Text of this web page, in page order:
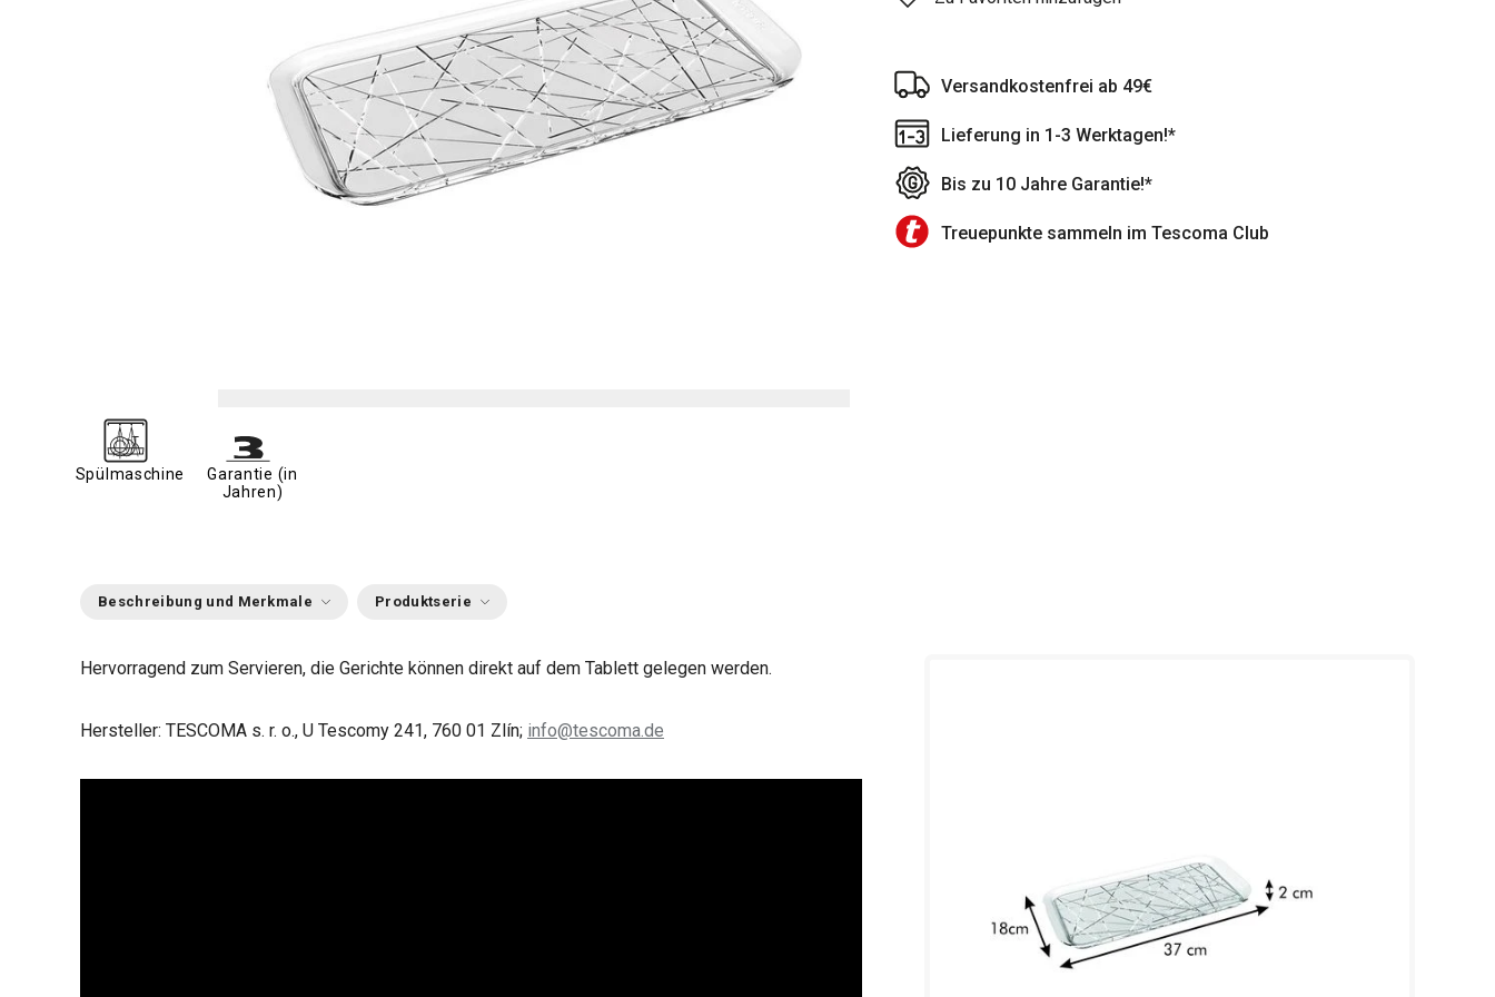
Versandkostenfrei ab 49€
Lieferung in 1-3 Werktagen!*
Bis zu 10 Jahre Garantie!*
Treuepunkte sammeln im Tescoma Club
Spülmaschine
Garantie (in
Jahren)
Beschreibung und Merkmale Produktserie
Hervorragend zum Servieren, die Gerichte können direkt auf dem Tablett gelegen werden.
Hersteller: TESCOMA s. r. o., U Tescomy 241, 760 01 Zlín; info@tescoma.de